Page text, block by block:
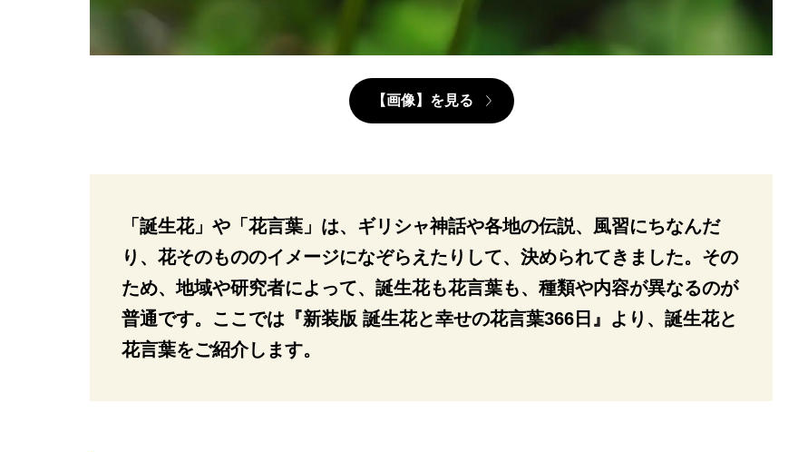
【画像】を見る
「誕生花」や「花言葉」は、ギリシャ神話や各地の伝説、風習にちなんだ
り、花そのもののイメージになぞらえたりして、決められてきました。その
ため、地域や研究者によって、誕生花も花言葉も、種類や内容が異なるのが
普通です。ここでは『新装版 誕生花と幸せの花言葉366日』より、誕生花と
花言葉をご紹介します。